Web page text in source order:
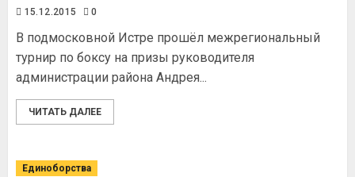
15.12.2015 0
В подмосковной Истре прошёл межрегиональный
турнир по боксу на призы руководителя
администрации района Андрея...
ЧИТАТЬ ДАЛЕЕ
Единоборства